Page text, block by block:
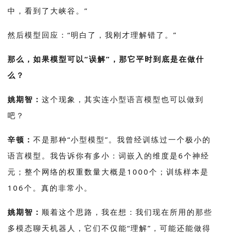
中，看到了大峡谷。”
然后模型回应：“明白了，我刚才理解错了。”
那么，如果模型可以“误解”，那它平时到底是在做什
么？
姚期智： 这个现象，其实连小型语言模型也可以做到
吧？
辛顿： 不是那种“小型模型”。我曾经训练过一个极小的
语言模型。我告诉你有多小：词嵌入的维度是6个神经
元；整个网络的权重数量大概是1000个；训练样本是
106个。真的非常小。
姚期智： 顺着这个思路，我在想：我们现在所用的那些
多模态聊天机器人，它们不仅能“理解”，可能还能做得